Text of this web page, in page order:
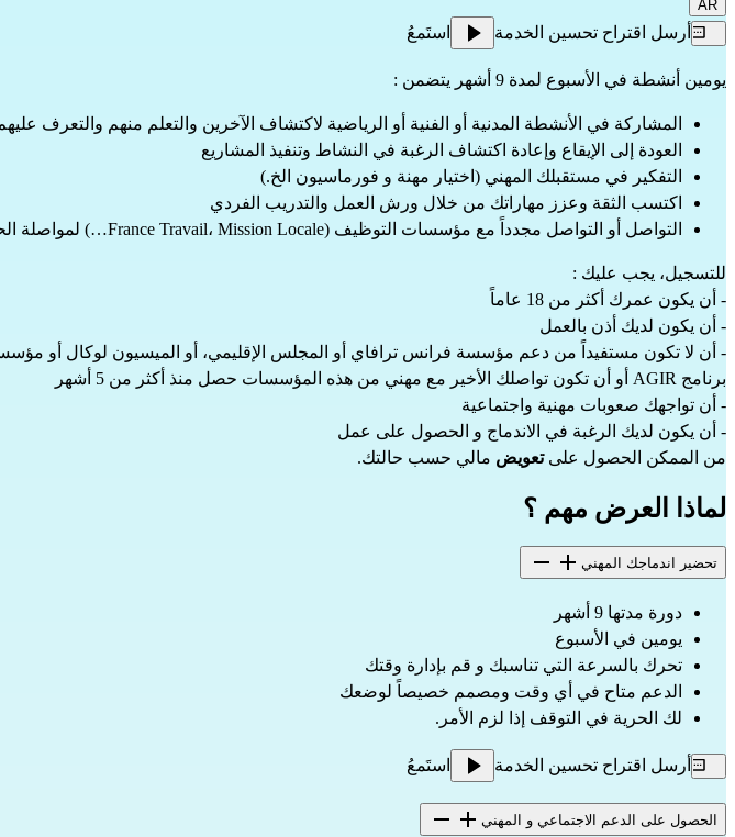
AR
أرسل اقتراح تحسين الخدمة استَمعُ
يومين أنشطة في الأسبوع لمدة 9 أشهر يتضمن :
المشاركة في الأنشطة المدنية أو الفنية أو الرياضية لاكتشاف الآخرين والتعلم منهم والتعرف
العودة إلى الإيقاع وإعادة اكتشاف الرغبة في النشاط وتنفيذ المشاريع
التفكير في مستقبلك المهني (اختيار مهنة و فورماسيون الخ.)
اكتسب الثقة وعزز مهاراتك من خلال ورش العمل والتدريب الفردي
التواصل أو التواصل مجدداً مع مؤسسات التوظيف (France Travail، Mission Locale…) لمواصلة الحصول على الدعم بعد الدورة.
للتسجيل، يجب عليك :
- أن يكون عمرك أكثر من 18 عاماً
- أن يكون لديك أذن بالعمل
- أن لا تكون مستفيداً من دعم مؤسسة فرانس ترافاي أو المجلس الإقليمي، أو الميسيون لوكال أو
برنامج AGIR أو أن تكون تواصلك الأخير مع مهني من هذه المؤسسات حصل منذ أكثر من 5 أشهر
- أن تواجهك صعوبات مهنية واجتماعية
- أن يكون لديك الرغبة في الاندماج و الحصول على عمل
من الممكن الحصول على تعويض مالي حسب حالتك.
لماذا العرض مهم ؟
تحضير اندماجك المهني
دورة مدتها 9 أشهر
يومين في الأسبوع
تحرك بالسرعة التي تناسبك و قم بإدارة وقتك
الدعم متاح في أي وقت ومصمم خصيصاً لوضعك
لك الحرية في التوقف إذا لزم الأمر.
أرسل اقتراح تحسين الخدمة استَمعُ
الحصول على الدعم الاجتماعي و المهني